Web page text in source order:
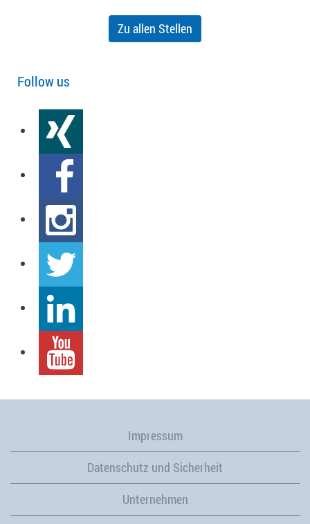
Zu allen Stellen
Follow us
Impressum
Datenschutz und Sicherheit
Unternehmen